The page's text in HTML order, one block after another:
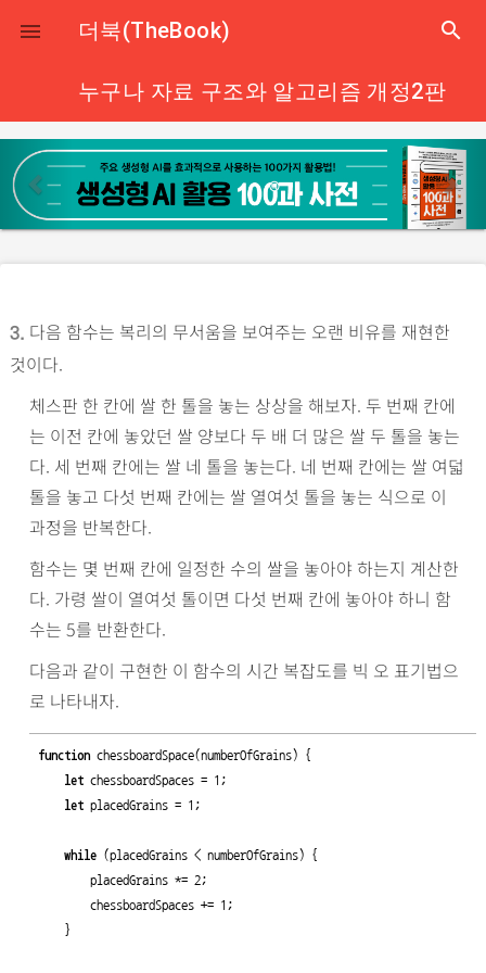
close
 더북(TheBook) search
누구나 자료 구조와 알고리즘 개정2판
p
r
e
u
s
n
e
x
3. 다음 함수는 복리의 무서움을 보여주는 오랜 비유를 재현한
것이다.
체스판 한 칸에 쌀 한 톨을 놓는 상상을 해보자. 두 번째 칸에
는 이전 칸에 놓았던 쌀 양보다 두 배 더 많은 쌀 두 톨을 놓는
다. 세 번째 칸에는 쌀 네 톨을 놓는다. 네 번째 칸에는 쌀 여덟
톨을 놓고 다섯 번째 칸에는 쌀 열여섯 톨을 놓는 식으로 이
과정을 반복한다.
함수는 몇 번째 칸에 일정한 수의 쌀을 놓아야 하는지 계산한
다. 가령 쌀이 열여섯 톨이면 다섯 번째 칸에 놓아야 하니 함
수는 5를 반환한다.
다음과 같이 구현한 이 함수의 시간 복잡도를 빅 오 표기법으
로 나타내자.
function chessboardSpace(numberOfGrains) {
let chessboardSpaces = 1;
let placedGrains = 1;
while (placedGrains < numberOfGrains) {